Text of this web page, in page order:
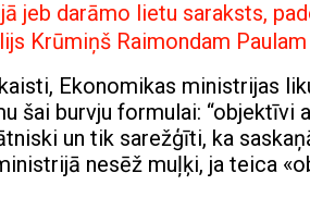
jeb darāmo lietu saraksts,
Krūmiņš Raimondam
Ekonomikas ministrijas
šai burvju formulai:
un tik sarežģīti, ka
nesēž muļķi, ja teica